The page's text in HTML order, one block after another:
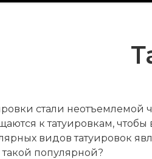
стали неотъемлемой
к татуировкам,
видов татуировок
такой популярной?